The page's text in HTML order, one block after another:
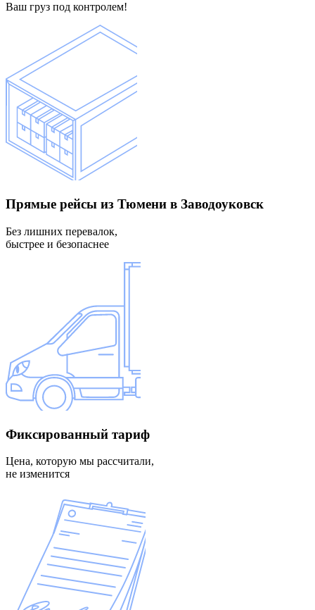
Ваш груз под контролем!
Прямые рейсы из Тюмени в Заводоуковск
Без лишних перевалок,
быстрее и безопаснее
Фиксированный тариф
Цена, которую мы рассчитали,
не изменится